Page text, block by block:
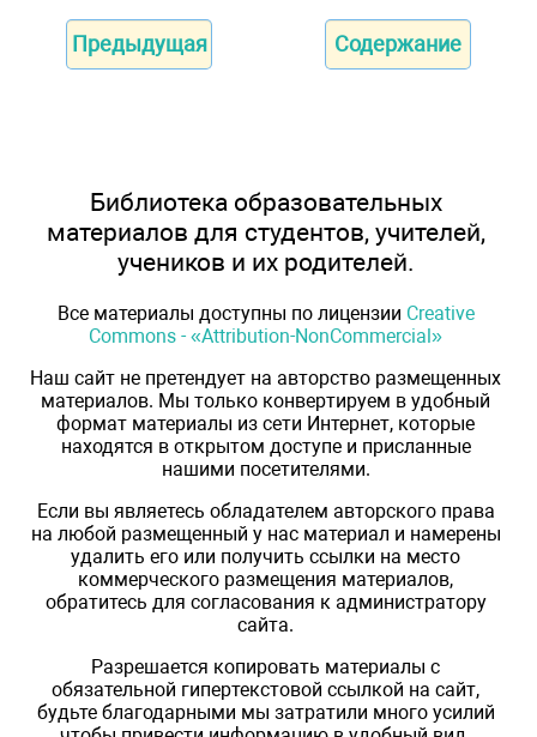
Предыдущая Содержание
Библиотека образовательных
материалов для студентов, учителей,
учеников и их родителей.
Все материалы доступны по лицензии Creative
Commons - «Attribution-NonCommercial»
Наш сайт не претендует на авторство размещенных
материалов. Мы только конвертируем в удобный
формат материалы из сети Интернет, которые
находятся в открытом доступе и присланные
нашими посетителями.
Если вы являетесь обладателем авторского права
на любой размещенный у нас материал и намерены
удалить его или получить ссылки на место
коммерческого размещения материалов,
обратитесь для согласования к администратору
сайта.
Разрешается копировать материалы с
обязательной гипертекстовой ссылкой на сайт,
будьте благодарными мы затратили много усилий